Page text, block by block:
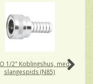
1/2" Koblingshus, med
slangespids (N85)